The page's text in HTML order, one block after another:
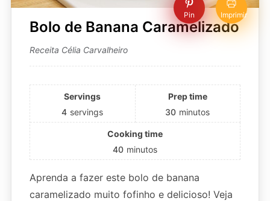
Pin Imprimir
Bolo de Banana Caramelizado
Receita Célia Carvalheiro
Servings
4 servings
Prep time
30 minutos
Cooking time
40 minutos
Aprenda a fazer este bolo de banana
caramelizado muito fofinho e delicioso! Veja